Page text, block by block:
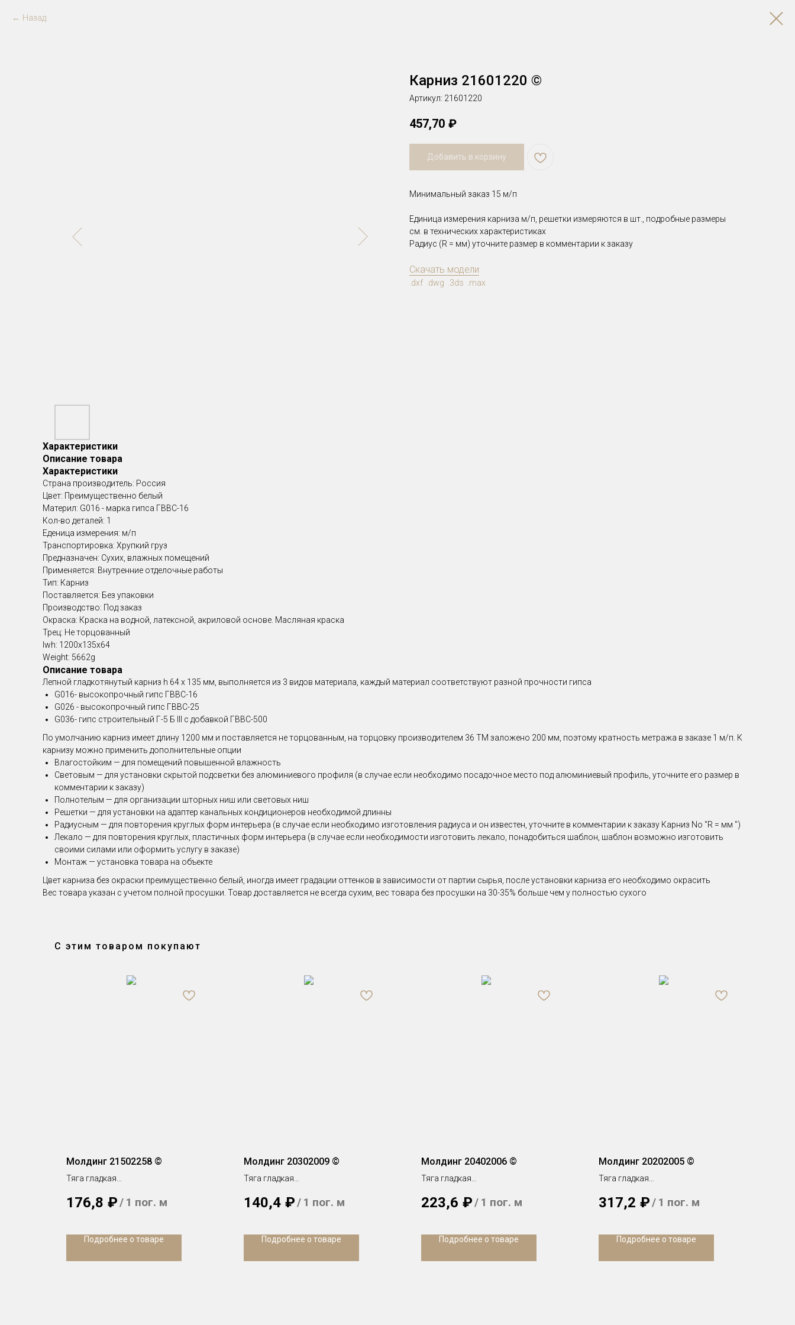
Назад
Карниз 21601220 ©
Артикул: 21601220
457,70 ₽
Добавить в корзину
Минимальный заказ 15 м/п
Единица измерения карниза м/п, решетки измеряются в шт., подробные размеры
см. в технических характеристиках
Радиус (R = мм) уточните размер в комментарии к заказу
Скачать модели
.dxf .dwg .3ds .max
Характеристики
Описание товара
Характеристики
Страна производитель: Россия
Цвет: Преимущественно белый
Материл: G016 - марка гипса ГВВС-16
Кол-во деталей: 1
Еденица измерения: м/п
Транспортировка: Хрупкий груз
Предназначен: Сухих, влажных помещений
Применяется: Внутренние отделочные работы
Тип: Карниз
Поставляется: Без упаковки
Производство: Под заказ
Окраска: Краска на водной, латексной, акриловой основе. Масляная краска
Трец: Не торцованный
lwh: 1200x135x64
Weight: 5662g
Описание товара
Лепной гладкотянутый карниз h 64 x 135 мм , выполняется из 3 видов материала, каждый материал соответствуют разной прочности гипса
G016- высокопрочный гипс ГВВС-16
G026 - высокопрочный гипс ГВВС-25
G036- гипс строительный Г-5 Б III с добавкой ГВВС-500
По умолчанию карниз имеет длину 1200 мм и поставляется не торцованным, на торцовку производителем 36 ТМ заложено 200 мм, поэтому кратность метража в заказе 1 м/п. К
карнизу можно применить дополнительные опции
Влагостойким — для помещений повышенной влажность
Световым — для установки скрытой подсветки без алюминиевого профиля (в случае если необходимо посадочное место под алюминиевый профиль, уточните его размер в
комментарии к заказу)
Полнотелым — для организации шторных ниш или световых ниш
Решетки — для установки на адаптер канальных кондиционеров необходимой длинны
Радиусным — для повторения круглых форм интерьера (в случае если необходимо изготовления радиуса и он известен, уточните в комментарии к заказу Карниз No "R = мм ")
Лекало — для повторения круглых, пластичных форм интерьера (в случае если необходимости изготовить лекало, понадобиться шаблон, шаблон возможно изготовить
своими силами или оформить услугу в заказе)
Монтаж — установка товара на объекте
Цвет карниза без окраски преимущественно белый, иногда имеет градации оттенков в зависимости от партии сырья, после установки карниза его необходимо окрасить
Вес товара указан с учетом полной просушки. Товар доставляется не всегда сухим, вес товара без просушки на 30-35% больше чем у полностью сухого
С этим товаром покупают
Молдинг 21502258 ©
Тяга гладкая
176,8 ₽/ 1 пог. м
Подробнее о товаре
Молдинг 20302009 ©
Тяга гладкая
140,4 ₽/ 1 пог. м
Подробнее о товаре
Молдинг 20402006 ©
Тяга гладкая
223,6 ₽/ 1 пог. м
Подробнее о товаре
Молдинг 20202005 ©
Тяга гладкая
317,2 ₽/ 1 пог. м
Подробнее о товаре